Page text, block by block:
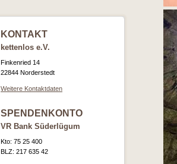
KONTAKT
kettenlos e.V.
Finkenried 14
22844 Norderstedt
Weitere Kontaktdaten
SPENDENKONTO
VR Bank Süderlügum
Kto: 75 25 400
BLZ: 217 635 42